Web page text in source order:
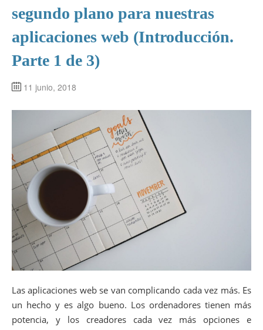
segundo plano para nuestras
aplicaciones web (Introducción.
Parte 1 de 3)
11 junio, 2018
Las aplicaciones web se van complicando cada vez más. Es
un hecho y es algo bueno. Los ordenadores tienen más
potencia, y los creadores cada vez más opciones e